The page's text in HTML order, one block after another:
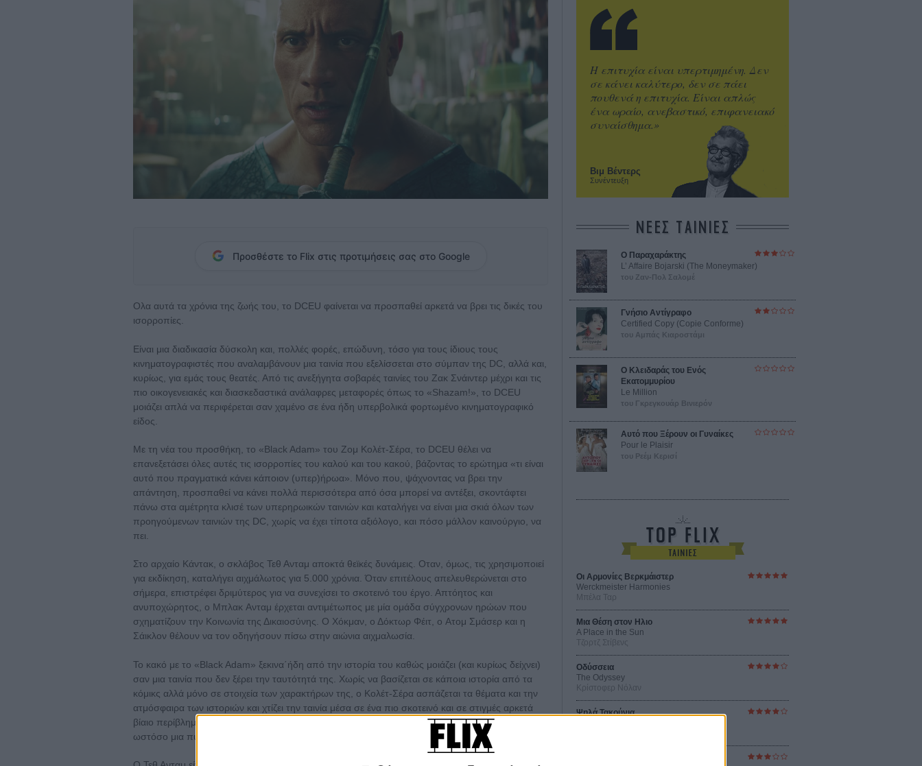
Προσθέστε το Flix στις προτιμήσεις σας στο Google
Ολα αυτά τα χρόνια της ζωής του, το DCEU φαίνεται να προσπαθεί αρκετά να βρει τις δικές του
ισορροπίες.
Είναι μια διαδικασία δύσκολη και, πολλές φορές, επώδυνη, τόσο για τους ίδιους τους
κινηματογραφιστές που αναλαμβάνουν μια ταινία που εξελίσσεται στο σύμπαν της DC, αλλά και,
κυρίως, για εμάς τους θεατές. Από τις ανεξήγητα σοβαρές ταινίες του Ζακ Σνάιντερ μέχρι και τις
πιο οικογενειακές και διασκεδαστικά ανάλαφρες μεταφορές όπως το «Shazam!», το DCEU
μοιάζει απλά να περιφέρεται σαν χαμένο σε ένα ήδη υπερβολικά φορτωμένο κινηματογραφικό
είδος.
Με τη νέα του προσθήκη, το «Black Adam» του Ζομ Κολέτ-Σέρα, το DCEU θέλει να
επανεξετάσει όλες αυτές τις ισορροπίες του καλού και του κακού, βάζοντας το ερώτημα «τι είναι
αυτό που πραγματικά κάνει κάποιον (υπερ)ήρωα». Μόνο που, ψάχνοντας να βρει την
απάντηση, προσπαθεί να κάνει πολλά περισσότερα από όσα μπορεί να αντέξει, σκοντάφτει
πάνω στα αμέτρητα κλισέ των υπερηρωικών ταινιών και καταλήγει να είναι μια σκιά όλων των
προηγούμενων ταινιών της DC, χωρίς να έχει τίποτα αξιόλογο, και πόσο μάλλον καινούργιο, να
πει.
Στο αρχαίο Κάντακ, ο σκλάβος Τεθ Ανταμ αποκτά θεϊκές δυνάμεις. Oταν, όμως, τις χρησιμοποιεί
για εκδίκηση, καταλήγει αιχμάλωτος για 5.000 χρόνια. Όταν επιτέλους απελευθερώνεται στο
σήμερα, επιστρέφει δριμύτερος για να συνεχίσει το σκοτεινό του έργο. Απτόητος και
ανυποχώρητος, ο Μπλακ Aνταμ έρχεται αντιμέτωπος με μία ομάδα σύγχρονων ηρώων που
σχηματίζουν την Κοινωνία της Δικαιοσύνης. Ο Χόκμαν, ο Δόκτωρ Φέιτ, ο Aτομ Σμάσερ και η
Σάικλον θέλουν να τον οδηγήσουν πίσω στην αιώνια αιχμαλωσία.
Το κακό με το «Black Adam» ξεκινα΄ήδη από την ιστορία του καθώς μοιάζει (και κυρίως δείχνει)
σαν μια ταινία που δεν ξέρει την ταυτότητά της. Χωρίς να βασίζεται σε κάποια ιστορία από τα
κόμικς αλλά μόνο σε στοιχεία των χαρακτήρων της, ο Κολέτ-Σέρα ασπάζεται τα θέματα και την
ατμόσφαιρα των ιστοριών και χτίζει την ταινία μέσα σε ένα πιο σκοτεινό και σε στιγμές αρκετά
βίαιο περίβλημα, που μοιάζει να ακολουθεί τις πιο σοβαρές ταινίες του Σνάιντερ, προσθέτοντας
ωστόσο μια πυγμή η οποία έλειπε από αυτές.
Βιμ Βέντερς
Συνέντευξη
Η επιτυχία είναι υπερτιμημένη. Δεν
σε κάνει καλύτερο, δεν σε πάει
πουθενά η επιτυχία. Είναι απλώς
ένα ωραίο, ανεβαστικό, επιφανειακό
συναίσθημα.»
ΝΕΕΣ ΤΑΙΝΙΕΣ
Ο Παραχαράκτης
L’ Affaire Bojarski (The Moneymaker)
του Ζαν-Πολ Σαλομέ
Γνήσιο Αντίγραφο
Certified Copy (Copie Conforme)
του Αμπάς Κιαροστάμι
Ο Κλειδαράς του Ενός
Εκατομμυρίου
Le Million
του Γκρεγκουάρ Βινιερόν
Αυτό που Ξέρουν οι Γυναίκες
Pour le Plaisir
του Ρεέμ Κερισί
Οι Αρμονίες Βερκμάιστερ
Werckmeister Harmonies
Μπέλα Ταρ
Μια Θέση στον Ηλιο
A Place in the Sun
Τζορτζ Στίβενς
Οδύσσεια
The Odyssey
Κρίστοφερ Νόλαν
Ψηλά Τακούνια